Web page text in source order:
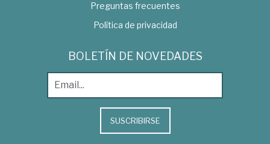
Preguntas frecuentes
Política de privacidad
BOLETÍN DE NOVEDADES
SUSCRIBIRSE